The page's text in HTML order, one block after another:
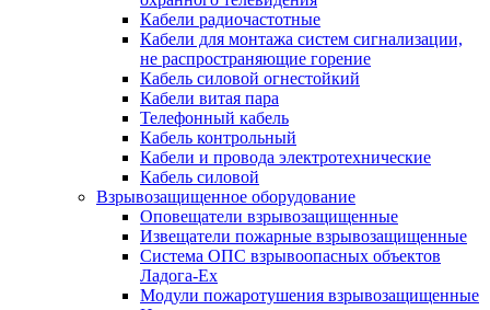
Кабели радиочастотные
Кабели для монтажа систем сигнализации,
не распространяющие горение
Кабель силовой огнестойкий
Кабели витая пара
Телефонный кабель
Кабель контрольный
Кабели и провода электротехнические
Кабель силовой
Взрывозащищенное оборудование
Оповещатели взрывозащищенные
Извещатели пожарные взрывозащищенные
Система ОПС взрывоопасных объектов
Ладога-Ex
Модули пожаротушения взрывозащищенные